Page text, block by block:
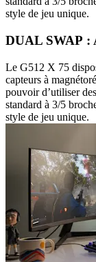
style de jeu unique.
DUAL SWAP
Le G512 X 75
capteurs à
pouvoir d’utiliser
standard à 3/5
style de jeu unique.